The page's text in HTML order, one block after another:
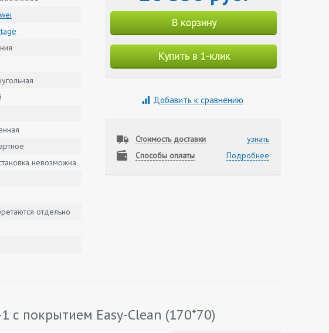
невозможна
отдельно
В корзину
Купить в 1-клик
Добавить к сравнению
Стоимость доставки
узнать
Способы оплаты
Подробнее
с покрытием Easy-Clean (170*70)